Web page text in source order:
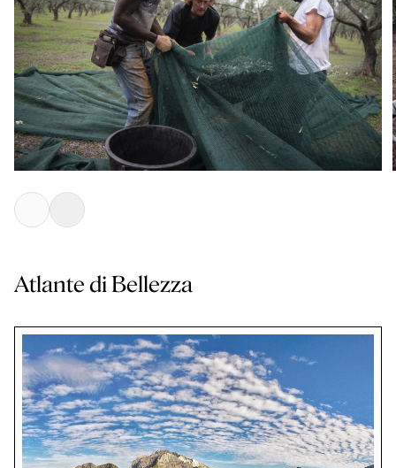
Atlante di Bellezza